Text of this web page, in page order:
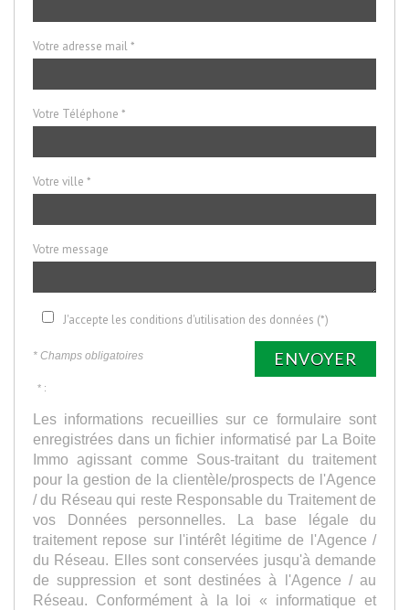
Votre adresse mail *
Votre Téléphone *
Votre ville *
Votre message
J'accepte les conditions d'utilisation des données (*)
* Champs obligatoires ENVOYER
* :
Les informations recueillies sur ce formulaire sont
enregistrées dans un fichier informatisé par La Boite
Immo agissant comme Sous-traitant du traitement
pour la gestion de la clientèle/prospects de l'Agence
/ du Réseau qui reste Responsable du Traitement de
vos Données personnelles. La base légale du
traitement repose sur l'intérêt légitime de l'Agence /
du Réseau. Elles sont conservées jusqu'à demande
de suppression et sont destinées à l'Agence / au
Réseau. Conformément à la loi « informatique et